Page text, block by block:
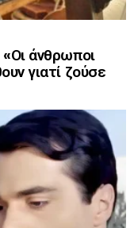
άνθρωποι
γιατί ζούσε